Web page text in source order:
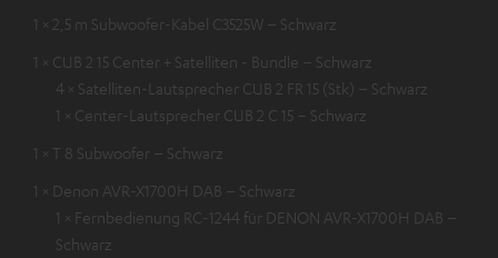
1 × 2,5 m Subwoofer-Kabel C3525W – Schwarz
1 × CUB 2 15 Center + Satelliten - Bundle – Schwarz
4 × Satelliten-Lautsprecher CUB 2 FR 15 (Stk) – Schwarz
1 × Center-Lautsprecher CUB 2 C 15 – Schwarz
1 × T 8 Subwoofer – Schwarz
1 × Denon AVR-X1700H DAB – Schwarz
1 × Fernbedienung RC-1244 für DENON AVR-X1700H DAB –
Schwarz